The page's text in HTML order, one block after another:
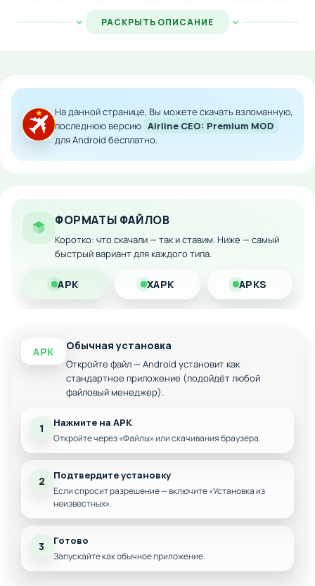
имеющиеся ресурсы, избегая убытков и максимизируя
доходы. Выполняйте различные задачи и миссии, которые
Особенности мода:
Полная свобода в управлении авиакомпанией
Стратегическое планирование маршрутов и
Развитие компании от малого стартапа до
авиаполиса
Скачайте модифицированную версию на Android и
РАСКРЫТЬ ОПИСАНИЕ
На данной странице, Вы можете скачать взломанную,
последнюю версию Airline CEO: Premium MOD
для Android бесплатно.
ФОРМАТЫ ФАЙЛОВ
Коротко: что скачали — так и ставим. Ниже — самый
быстрый вариант для каждого типа.
APK XAPK APKS
APK Обычная установка
Откройте файл — Android установит как
стандартное приложение (подойдёт любой
файловый менеджер).
1 Нажмите на APK
Откройте через «Файлы» или скачивания браузера.
2 Подтвердите установку
Если спросит разрешение — включите «Установка из
неизвестных».
3 Готово
Запускайте как обычное приложение.